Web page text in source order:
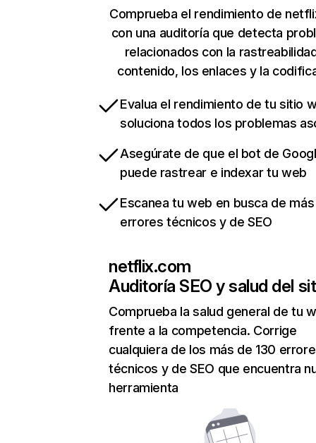
Comprueba el rendimiento de
con una auditoría que detecta
relacionados con la
contenido, los enlaces y la
Evalua el rendimiento de tu sitio
soluciona todos los problemas
Asegúrate de que el bot de
puede rastrear e indexar tu web
Escanea tu web en busca de
errores técnicos y de SEO
netflix.com
Auditoría SEO y salud del
Comprueba la salud general de tu
frente a la competencia. Corrige
cualquiera de los más de 130
técnicos y de SEO que encuentra
herramienta